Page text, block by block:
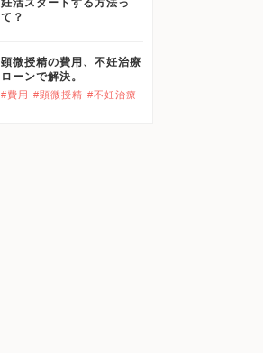
妊活スタートする方法っ
て？
顕微授精の費用、不妊治療
ローンで解決。
#費用 #顕微授精 #不妊治療